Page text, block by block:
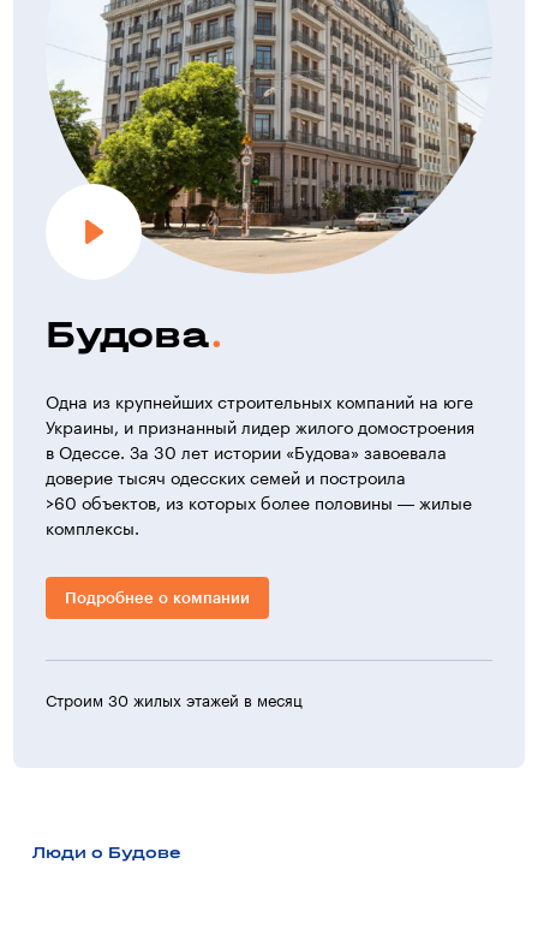
Будова
Одна из крупнейших строительных компаний на юге
Украины, и признанный лидер жилого домостроения
в Одессе. За 30 лет истории «Будова» завоевала
доверие тысяч одесских семей и построила
>60 объектов, из которых более половины — жилые
комплексы.
Подробнее о компании
Строим 30 жилых этажей в месяц
Люди о Будове